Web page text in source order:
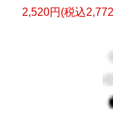
2,520円(税込